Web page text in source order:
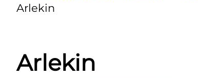
Arlekin
Arlekin